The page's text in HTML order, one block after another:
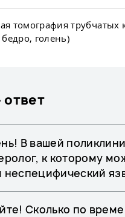
томография трубчатых
голень)
ответ
В вашей
к которому
неспецифический
Сколько по